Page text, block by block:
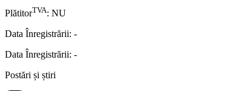
PlătitorTVA: NU
Data Înregistrării: -
Data Înregistrării: -
Postări și știri